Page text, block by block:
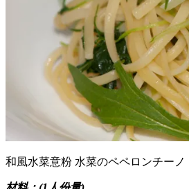
和風水菜意粉 水菜のペペロンチーノ